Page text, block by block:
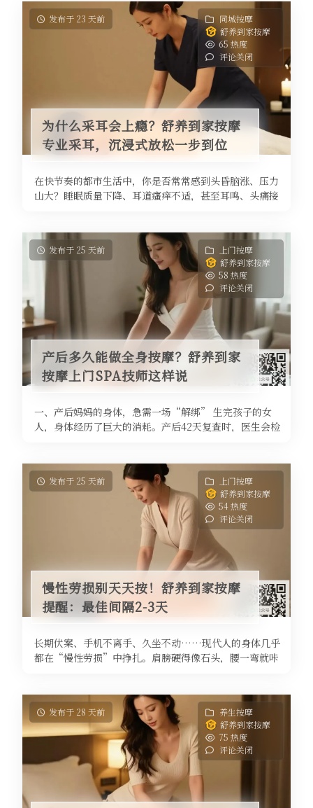
发布于 23 天前
同城按摩
舒养到家按摩
65 热度
评论关闭
为什么采耳会上瘾？舒养到家按摩
专业采耳，沉浸式放松一步到位
在快节奏的都市生活中，你是否常常感到头昏脑涨、压力
山大？睡眠质量下降、耳道瘙痒不适，甚至耳鸣、头痛接
发布于 25 天前
上门按摩
舒养到家按摩
58 热度
评论关闭
产后多久能做全身按摩？舒养到家
按摩上门SPA技师这样说
一、产后妈妈的身体，急需一场“解绑” 生完孩子的女
人，身体经历了巨大的消耗。产后42天复查时，医生会检
发布于 25 天前
上门按摩
舒养到家按摩
54 热度
评论关闭
慢性劳损别天天按！舒养到家按摩
提醒：最佳间隔2-3天
长期伏案、手机不离手、久坐不动……现代人的身体几乎
都在“慢性劳损”中挣扎。肩膀硬得像石头，腰一弯就咔
发布于 28 天前
养生按摩
舒养到家按摩
75 热度
评论关闭